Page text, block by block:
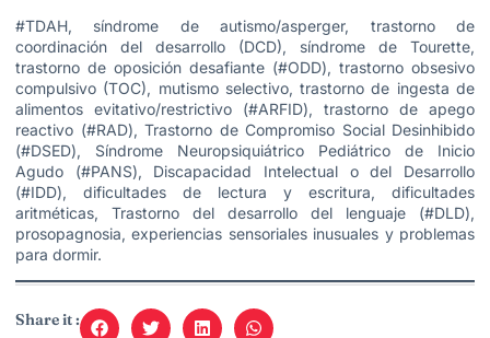
#TDAH, síndrome de autismo/asperger, trastorno de
coordinación del desarrollo (DCD), síndrome de Tourette,
trastorno de oposición desafiante (#ODD), trastorno obsesivo
compulsivo (TOC), mutismo selectivo, trastorno de ingesta de
alimentos evitativo/restrictivo (#ARFID), trastorno de apego
reactivo (#RAD), Trastorno de Compromiso Social Desinhibido
(#DSED), Síndrome Neuropsiquiátrico Pediátrico de Inicio
Agudo (#PANS), Discapacidad Intelectual o del Desarrollo
(#IDD), dificultades de lectura y escritura, dificultades
aritméticas, Trastorno del desarrollo del lenguaje (#DLD),
prosopagnosia, experiencias sensoriales inusuales y problemas
para dormir.
Share it :